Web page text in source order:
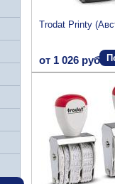
Trodat Printy
от 1 026 руб.